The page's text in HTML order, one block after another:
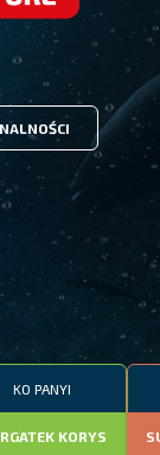
KO PANYI
KORYS